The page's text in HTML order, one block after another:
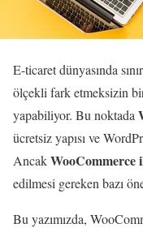
E-ticaret dünyasında
ölçekli fark etmeksizin
yapabiliyor. Bu noktada
ücretsiz yapısı ve
AncakWooCommerce
edilmesi gereken bazı
Bu yazımızda,